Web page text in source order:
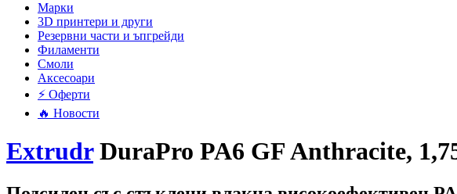
Mарки
3D принтери и други
Резервни части и ъпгрейди
Филаменти
Смоли
Аксесоари
⚡ Оферти
🔥 Новости
ExtrudrDuraPro PA6 GF Anthracite,